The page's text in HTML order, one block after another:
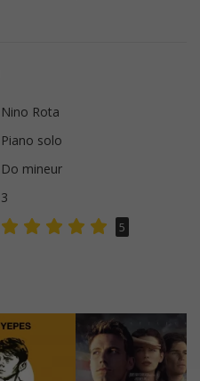
Nino Rota
Piano solo
Do mineur
3
5